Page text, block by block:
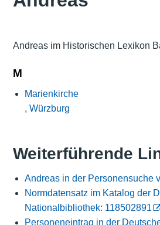
Andreas im Historischen Lexikon
M
Marienkirche
, Würzburg
Weiterführende
Andreas in der Personensuche
Normdatensatz im Katalog der
Nationalbibliothek: 118502891
Personeneintrag in der